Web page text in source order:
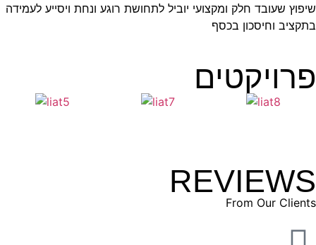
שיפוץ שעובד חלק ומקצועי יוביל לתחושת רוגע ונחת ויסייע לעמידה
בתקציב וחיסכון בכסף
פרויקטים
REVIEWS
From Our Clients